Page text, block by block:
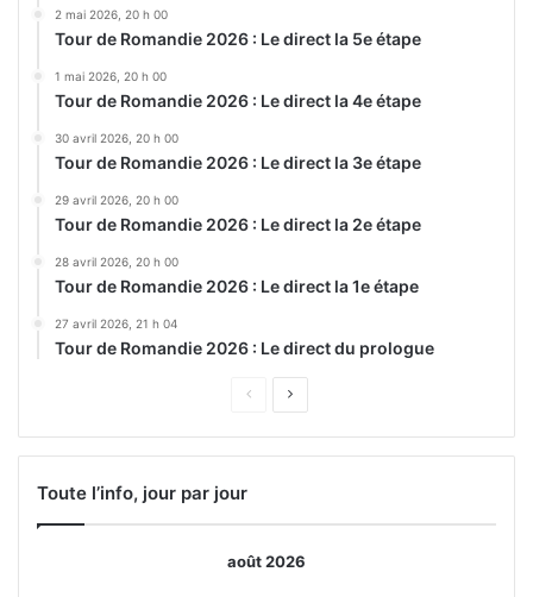
2 mai 2026, 20 h 00
Tour de Romandie 2026 : Le direct la 5e étape
1 mai 2026, 20 h 00
Tour de Romandie 2026 : Le direct la 4e étape
30 avril 2026, 20 h 00
Tour de Romandie 2026 : Le direct la 3e étape
29 avril 2026, 20 h 00
Tour de Romandie 2026 : Le direct la 2e étape
28 avril 2026, 20 h 00
Tour de Romandie 2026 : Le direct la 1e étape
27 avril 2026, 21 h 04
Tour de Romandie 2026 : Le direct du prologue
Page
Page
Toute l’info, jour par jour
août 2026